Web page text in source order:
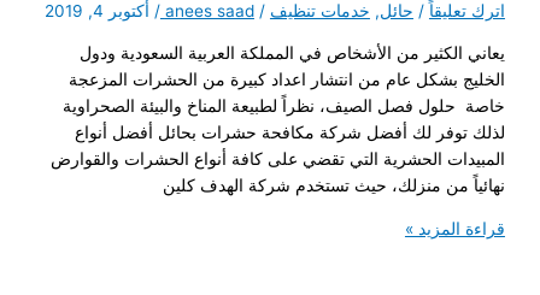
اترك تعليقاً / حائل, خدمات تنظيف /
anees saad
/ أكتوبر 4, 2019
يعاني الكثير من الأشخاص في المملكة العربية السعودية ودول
الخليج بشكل عام من انتشار اعداد كبيرة من الحشرات المزعجة
خاصة حلول فصل الصيف، نظراً لطبيعة المناخ والبيئة الصحراوية
لذلك توفر لك أفضل شركة مكافحة حشرات بحائل أفضل أنواع
المبيدات الحشرية التي تقضي على كافة أنواع الحشرات والقوارض
نهائياً من منزلك، حيث تستخدم شركة الهدف كلين
شركة
قراءة المزيد »